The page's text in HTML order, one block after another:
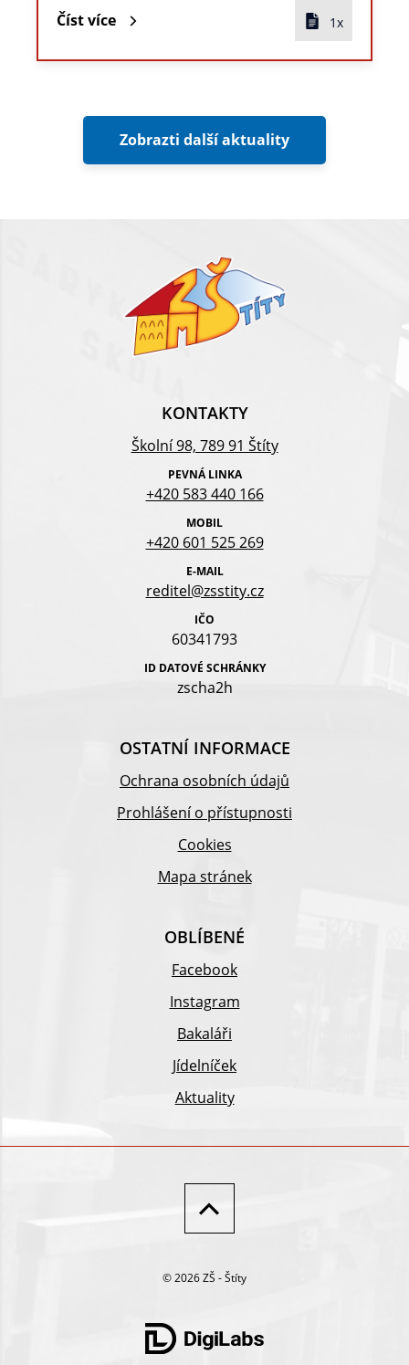
Číst více 1x
Zobrazti další aktuality
KONTAKTY
Školní 98, 789 91 Štíty
PEVNÁ LINKA
+420 583 440 166
MOBIL
+420 601 525 269
E-MAIL
reditel@zsstity.cz
IČO
60341793
ID DATOVÉ SCHRÁNKY
zscha2h
OSTATNÍ INFORMACE
Ochrana osobních údajů
Prohlášení o přístupnosti
Cookies
Mapa stránek
OBLÍBENÉ
Facebook
Instagram
Bakaláři
Jídelníček
Aktuality
© 2026 ZŠ - Štíty